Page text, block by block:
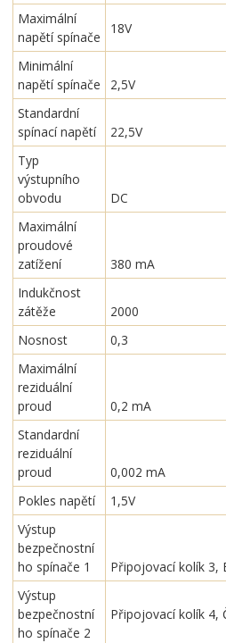
Maximální
napětí spínače
18V
Minimální
napětí spínače
2,5V
Standardní
spínací napětí
22,5V
Typ
výstupního
obvodu
DC
Maximální
proudové
zatížení
380 mA
Indukčnost
zátěže
2000
Nosnost
0,3
Maximální
reziduální
proud
0,2 mA
Standardní
reziduální
proud
0,002 mA
Pokles napětí
1,5V
Výstup
bezpečnostní
ho spínače 1
Připojovací kolík 3,
Výstup
bezpečnostní
ho spínače 2
Připojovací kolík 4,